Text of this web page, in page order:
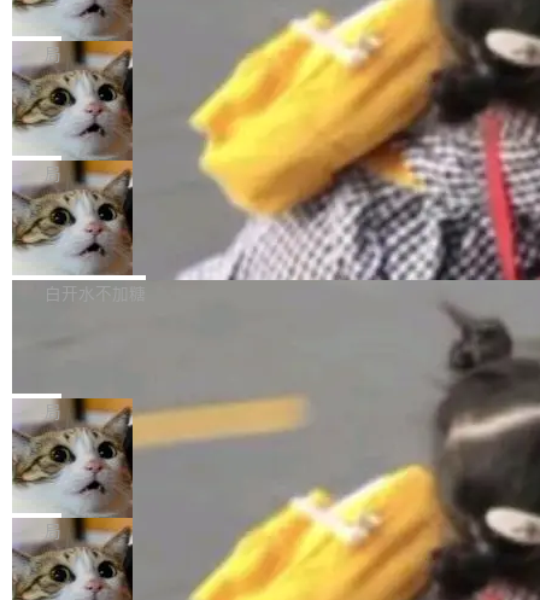
数字电视技术方向的博士生，长期从事视频、音
频技...
超出原定预算 860%。 更令人意外的是，该项目
最终并未成功落地，而高额算力消耗持续运行长
达 5 个月，公司直到财务对账时才察觉异常。这
意味着一个无人看管的 AI 程序，在近半年时间
里日夜不停地"烧钱"。 复盘显示，...
2027 年就能追上美国前沿实验室的水平。 Dela
ngue 把原因归结为一件事：开放协作。中国的
AI 开发者在一个共享和协作的生态里加速迭代，
而美国模型厂商在"闭门造车"。他的原话是 "buil
ding in silos"——各自为战，互不通气。 这个判
断从他嘴里说出来分量不同。Hugging Face 是
全球最大的开源 AI 平台，上面跑着上百万个模
型。谁在开源赛道上领先，...
统，开发者工具必须开源
五年前，David Crawshaw 问过很多软件工程师
一个问题：你写过什么给自己用的程序？答案几
乎都是没有。工程师们整天用别人写的程序写程
序给别人用。偶尔有人自己写个博客系统、智能
家居控制、家庭实验室，都算稀奇事。 Crawsh
aw 是 Shelley 的作者，一个开源 AI coding age
nt。他最近在博客上写了一篇文章，核心论点很
简单：开发者工具必须开源。 理由不是传统的自
由软件情怀，而是一个跟 AI agent 直接相关的
技术判断。 两行 prompt 就能个性化任何软件 C
局
DeepSeek Harness 宣布内测邀请，全
网最大规模开源 Agent 路演现场诞生
一条内测招募帖，发出去的时候大概没人想到它
会变成一场开源 Agent 生态的路演。 8月1日，
DeepSeek Harness 团队负责人崔添翼（tiany
i）在 X 上发帖： 「如果你是 Agent Harness 相
关开源项目的开发者，希望参加 DeepSeek Har
ness 的内测，可以回复或私信联系我。请附上
Harness 负责把能力落到真实环境中——调用工
具、读写文件、管理上下文、处理错误、完成闭
环。崔添翼招人的标...
局
商汤 SenseNova U1.5-Lite-Preview
开源
商汤科技宣布面向社区开源轻量级统一多模态模
型的预览版本 SenseNova U1.5-Lite-Preview。
理解、推理、生成与编辑，还仅以 8B-MoT 的轻
量大小，将能力推进到4K、更精细的真实质感、
更复杂的视觉控制和可持续迭代编辑。 相比 U
1，U1.5-Lite-Preview 在以下方向上带来了显著
提升： 原生支持4K图像生成； 更精细的局部纹
理、细节与真实世界质感； 更准确的中英文文字
生成与复杂版式组织； 更稳定的图...
白开水不加糖
nap。这次是 hwctl——一个用来检查 Ubuntu
硬件认证状态的命令行工具。 Canonical 工程师
Alan Griffiths 在邮件列表中说得很直白：「hwc
tl 是一个 Ubuntu 专有的包，它和它的依赖项都
是 Ubuntu 专有的，不会用在其他发行版上。」
所以 deb 版本的受众实际上为零。既然只有 Ub
untu 用户在用，那用 snap 打包就没什么可纠结
局
Dario Amodei 担心新人来 Anthropic
只为金钱，不为使命
顶级 AI 研究员在两家公司之间来回跳，中间只
隔了几天。 Lilian Weng 上周刚宣布因健康原因
离开 Thinking Machines Lab，说自己作为联合
创始人的角色「太累了」。几天后，The Inform
局
FFmpeg 9.0 发布